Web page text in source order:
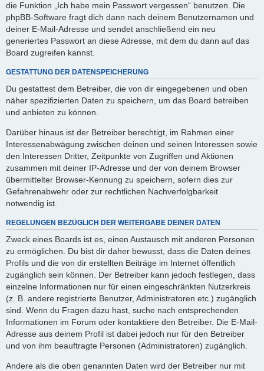
die Funktion „Ich habe mein Passwort vergessen“ benutzen. Die
phpBB-Software fragt dich dann nach deinem Benutzernamen und
deiner E-Mail-Adresse und sendet anschließend ein neu
generiertes Passwort an diese Adresse, mit dem du dann auf das
Board zugreifen kannst.
GESTATTUNG DER DATENSPEICHERUNG
Du gestattest dem Betreiber, die von dir eingegebenen und oben
näher spezifizierten Daten zu speichern, um das Board betreiben
und anbieten zu können.
Darüber hinaus ist der Betreiber berechtigt, im Rahmen einer
Interessenabwägung zwischen deinen und seinen Interessen sowie
den Interessen Dritter, Zeitpunkte von Zugriffen und Aktionen
zusammen mit deiner IP-Adresse und der von deinem Browser
übermittelter Browser-Kennung zu speichern, sofern dies zur
Gefahrenabwehr oder zur rechtlichen Nachverfolgbarkeit
notwendig ist.
REGELUNGEN BEZÜGLICH DER WEITERGABE DEINER DATEN
Zweck eines Boards ist es, einen Austausch mit anderen Personen
zu ermöglichen. Du bist dir daher bewusst, dass die Daten deines
Profils und die von dir erstellten Beiträge im Internet öffentlich
zugänglich sein können. Der Betreiber kann jedoch festlegen, dass
einzelne Informationen nur für einen eingeschränkten Nutzerkreis
(z. B. andere registrierte Benutzer, Administratoren etc.) zugänglich
sind. Wenn du Fragen dazu hast, suche nach entsprechenden
Informationen im Forum oder kontaktiere den Betreiber. Die E-Mail-
Adresse aus deinem Profil ist dabei jedoch nur für den Betreiber
und von ihm beauftragte Personen (Administratoren) zugänglich.
Andere als die oben genannten Daten wird der Betreiber nur mit